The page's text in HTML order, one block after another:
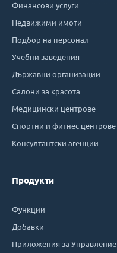
Финансови услуги
Недвижими имоти
Подбор на персонал
Учебни заведения
Държавни организации
Салони за красота
Медицински центрове
Спортни и фитнес центрове
Консултантски агенции
Продукти
Функции
Добавки
Приложения за Управление